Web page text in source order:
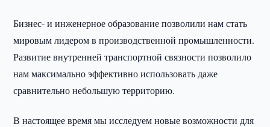
Бизнес- и инженерное образование позволили нам стать
мировым лидером в производственной промышленности.
Развитие внутренней транспортной связности позволило
нам максимально эффективно использовать даже
сравнительно небольшую территорию.
В настоящее время мы исследуем новые возможности для